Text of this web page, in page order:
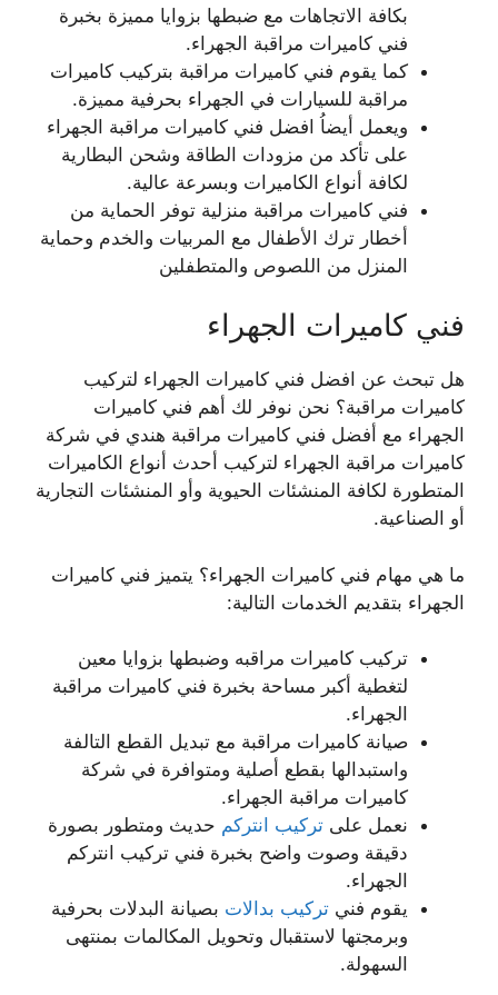
بكافة الاتجاهات مع ضبطها بزوايا مميزة بخبرة
فني كاميرات مراقبة الجهراء.
كما يقوم فني كاميرات مراقبة بتركيب كاميرات
مراقبة للسيارات في الجهراء بحرفية مميزة.
ويعمل أيضاُ افضل فني كاميرات مراقبة الجهراء
على تأكد من مزودات الطاقة وشحن البطارية
لكافة أنواع الكاميرات وبسرعة عالية.
فني كاميرات مراقبة منزلية توفر الحماية من
أخطار ترك الأطفال مع المربيات والخدم وحماية
المنزل من اللصوص والمتطفلين
فني كاميرات الجهراء
هل تبحث عن افضل فني كاميرات الجهراء لتركيب
كاميرات مراقبة؟ نحن نوفر لك أهم فني كاميرات
الجهراء مع أفضل فني كاميرات مراقبة هندي في شركة
كاميرات مراقبة الجهراء لتركيب أحدث أنواع الكاميرات
المتطورة لكافة المنشئات الحيوية وأو المنشئات التجارية
أو الصناعية.
ما هي مهام فني كاميرات الجهراء؟ يتميز فني كاميرات
الجهراء بتقديم الخدمات التالية:
تركيب كاميرات مراقبه وضبطها بزوايا معين
لتغطية أكبر مساحة بخبرة فني كاميرات مراقبة
الجهراء.
صيانة كاميرات مراقبة مع تبديل القطع التالفة
واستبدالها بقطع أصلية ومتوافرة في شركة
كاميرات مراقبة الجهراء.
نعمل على تركيب انتركم حديث ومتطور بصورة
دقيقة وصوت واضح بخبرة فني تركيب انتركم
الجهراء.
يقوم فني تركيب بدالات بصيانة البدلات بحرفية
وبرمجتها لاستقبال وتحويل المكالمات بمنتهى
السهولة.